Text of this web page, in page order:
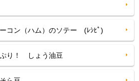
コン（ハム）のソテー (ﾚｼﾋﾟ)
り！ しょう油豆